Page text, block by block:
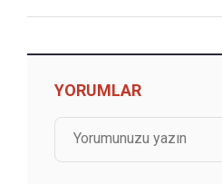
YORUMLAR